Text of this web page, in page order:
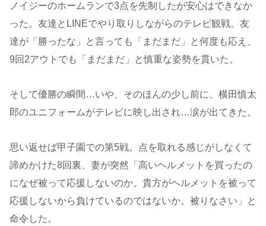
ノイジーのホームランで3点を先制したが安心はできなか
った。友達とLINEでやり取りしながらのテレビ観戦。友
達が「勝ったな」と言っても「まだまだ」と何度も応え、
9回2アウトでも「まだまだ」と慎重な姿勢を貫いた。
そして優勝の瞬間…いや、そのほんの少し前に、横田慎太
郎のユニフォームがテレビに映し出され…涙が出てきた。
思い返せば甲子園での第5戦。点を取れる感じがしなくて
諦めかけた8回裏、妻が突然「高いヘルメットを買ったの
になぜ被って応援しないのか。貴方がヘルメットを被って
応援しないから負けているのではないか。被りなさい」と
命令した。